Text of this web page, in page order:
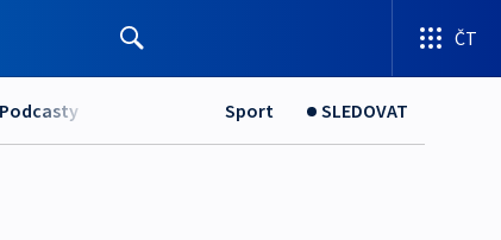
ČT
Podcasty Sport SLEDOVAT